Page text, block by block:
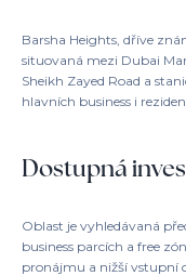
Barsha Heights, dříve
situovaná mezi Dubai
Sheikh Zayed Road a
hlavních business i
Dostupná
Oblast je vyhledávaná
business parcích a free
pronájmu a nižší vstupní